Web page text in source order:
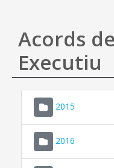
Acords
Executiu
2015
2016